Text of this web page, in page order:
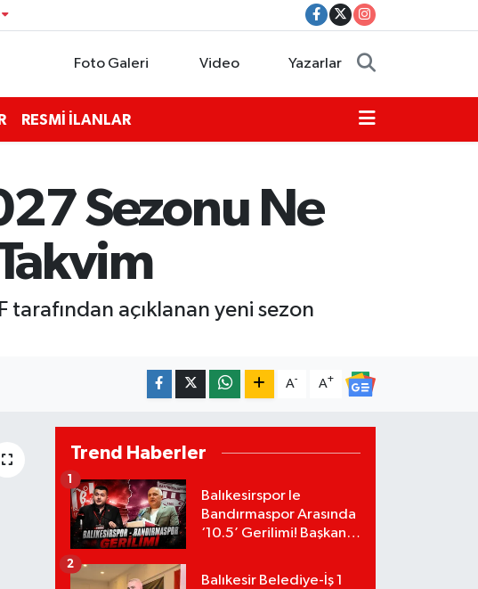
Foto Galeri Video Yazarlar
RESMİ İLANLAR
Sezonu Ne
açıklanan yeni sezon
A- A+
Trend Haberler
Balıkesirspor le
Bandırmaspor Arasında
‘10.5’ Gerilimi! Başkan
Murat Karakoyun'a Sert
1
Balıkesir Belediye-İş 1
2